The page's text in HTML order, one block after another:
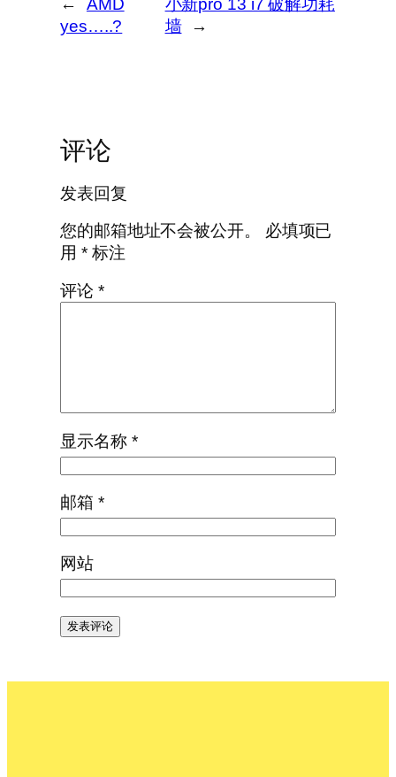
←
AMD
yes…..?
小新pro 13 i7 破解功耗
墙
→
评论
发表回复
您的邮箱地址不会被公开。
必填项已
用 *标注
评论 *
显示名称 *
邮箱 *
网站